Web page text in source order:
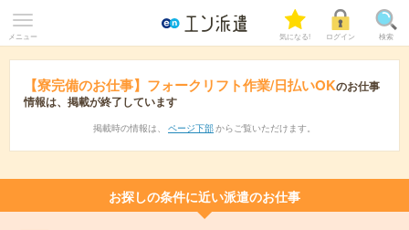
メニュー 気になる! ログイン 検索
【寮完備のお仕事】フォークリフト作業/日払いOKのお仕事
情報は、掲載が終了しています
掲載時の情報は、 ページ下部 からご覧いただけます。
お探しの条件に近い派遣のお仕事